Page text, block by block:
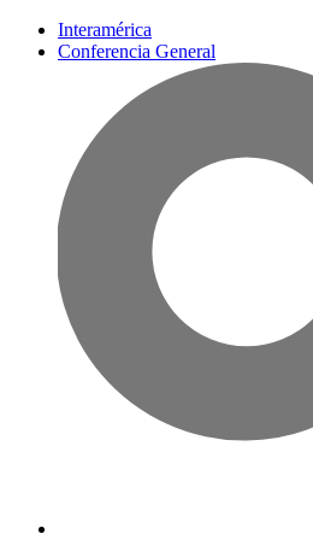
Interamérica
Conferencia General